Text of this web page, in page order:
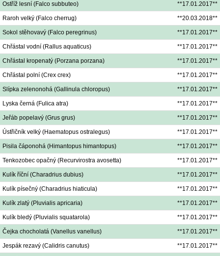
Ostříž lesní (Falco subbuteo) **17.01.2017**
Raroh velký (Falco cherrug) **20.03.2018**
Sokol stěhovavý (Falco peregrinus) **17.01.2017**
Chřástal vodní (Rallus aquaticus) **17.01.2017**
Chřástal kropenatý (Porzana porzana) **17.01.2017**
Chřástal polní (Crex crex) **17.01.2017**
Slípka zelenonohá (Gallinula chloropus) **17.01.2017**
Lyska černá (Fulica atra) **17.01.2017**
Jeřáb popelavý (Grus grus) **17.01.2017**
Ústřičník velký (Haematopus ostralegus) **17.01.2017**
Pisila čáponohá (Himantopus himantopus) **17.01.2017**
Tenkozobec opačný (Recurvirostra avosetta) **17.01.2017**
Kulík říční (Charadrius dubius) **17.01.2017**
Kulík písečný (Charadrius hiaticula) **17.01.2017**
Kulík zlatý (Pluvialis apricaria) **17.01.2017**
Kulík bledý (Pluvialis squatarola) **17.01.2017**
Čejka chocholatá (Vanellus vanellus) **17.01.2017**
Jespák rezavý (Calidris canutus) **17.01.2017**